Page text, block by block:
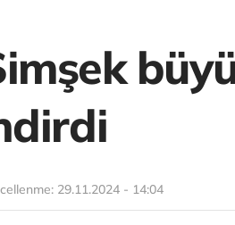
29.11.2024 - 14:04